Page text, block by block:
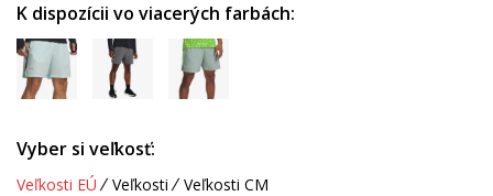
K dispozícii vo viacerých farbách:
Vyber si veľkosť:
Veľkosti EÚ Veľkosti Veľkosti CM